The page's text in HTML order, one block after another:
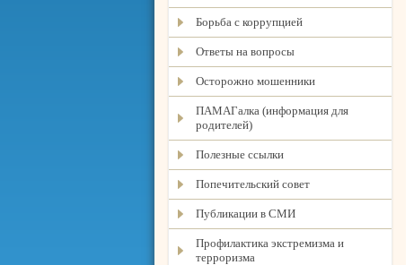
Борьба с коррупцией
Ответы на вопросы
Осторожно мошенники
ПАМАГалка (информация для
родителей)
Полезные ссылки
Попечительский совет
Публикации в СМИ
Профилактика экстремизма и
терроризма